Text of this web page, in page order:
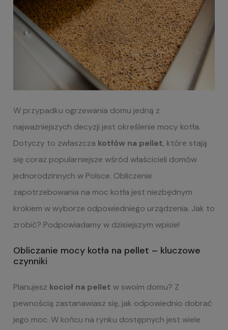
W przypadku ogrzewania domu jedną z
najważniejszych decyzji jest określenie mocy kotła.
Dotyczy to zwłaszcza kotłów na pellet, które stają
się coraz popularniejsze wśród właścicieli domów
jednorodzinnych w Polsce. Obliczenie
zapotrzebowania na moc kotła jest niezbędnym
krokiem w wyborze odpowiedniego urządzenia. Jak to
zrobić? Podpowiadamy w dzisiejszym wpisie!
Obliczanie mocy kotła na pellet – kluczowe
czynniki
Planujesz kocioł na pellet w swoim domu? Z
pewnością zastanawiasz się, jak odpowiednio dobrać
jego moc. W końcu na rynku dostępnych jest wiele